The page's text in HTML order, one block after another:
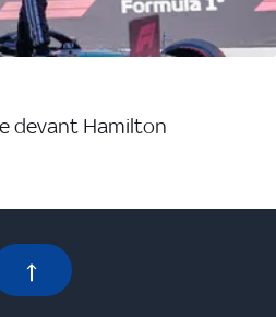
devant Hamilton